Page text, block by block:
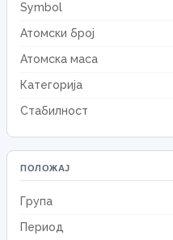
Symbol
Атомски број
Атомска маса
Категорија
Стабилност
ПОЛОЖАЈ
Група
Период